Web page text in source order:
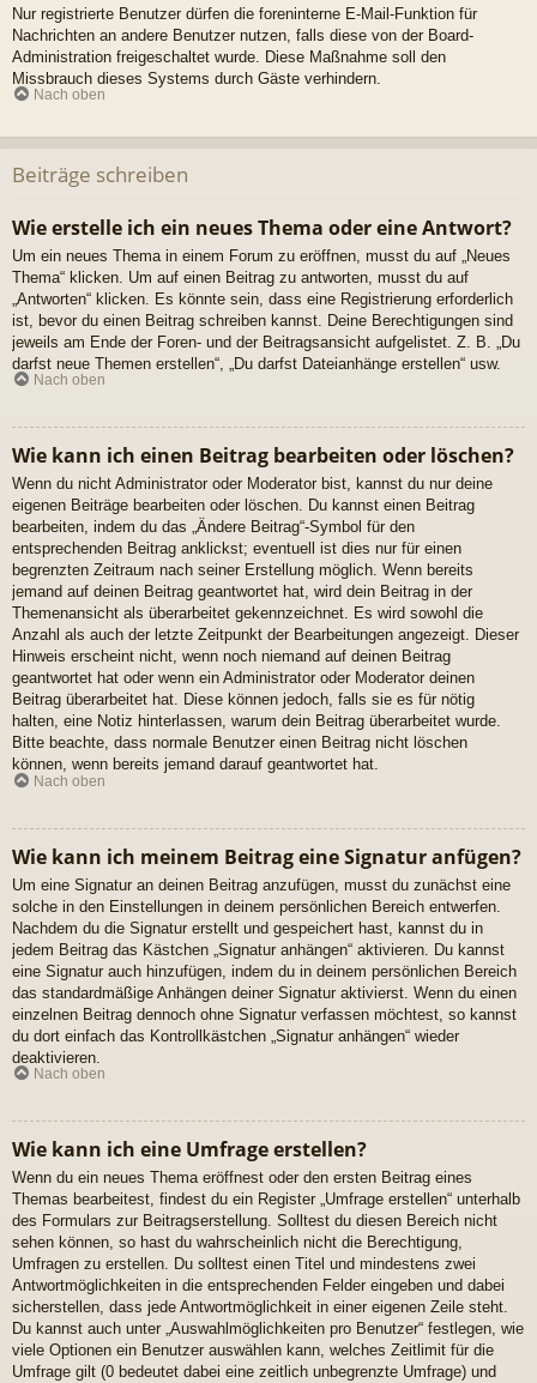
Nur registrierte Benutzer dürfen die foreninterne E-Mail-Funktion für
Nachrichten an andere Benutzer nutzen, falls diese von der Board-
Administration freigeschaltet wurde. Diese Maßnahme soll den
Missbrauch dieses Systems durch Gäste verhindern.
Nach oben
Beiträge schreiben
Wie erstelle ich ein neues Thema oder eine Antwort?
Um ein neues Thema in einem Forum zu eröffnen, musst du auf „Neues
Thema“ klicken. Um auf einen Beitrag zu antworten, musst du auf
„Antworten“ klicken. Es könnte sein, dass eine Registrierung erforderlich
ist, bevor du einen Beitrag schreiben kannst. Deine Berechtigungen sind
jeweils am Ende der Foren- und der Beitragsansicht aufgelistet. Z. B. „Du
darfst neue Themen erstellen“, „Du darfst Dateianhänge erstellen“ usw.
Nach oben
Wie kann ich einen Beitrag bearbeiten oder löschen?
Wenn du nicht Administrator oder Moderator bist, kannst du nur deine
eigenen Beiträge bearbeiten oder löschen. Du kannst einen Beitrag
bearbeiten, indem du das „Ändere Beitrag“-Symbol für den
entsprechenden Beitrag anklickst; eventuell ist dies nur für einen
begrenzten Zeitraum nach seiner Erstellung möglich. Wenn bereits
jemand auf deinen Beitrag geantwortet hat, wird dein Beitrag in der
Themenansicht als überarbeitet gekennzeichnet. Es wird sowohl die
Anzahl als auch der letzte Zeitpunkt der Bearbeitungen angezeigt. Dieser
Hinweis erscheint nicht, wenn noch niemand auf deinen Beitrag
geantwortet hat oder wenn ein Administrator oder Moderator deinen
Beitrag überarbeitet hat. Diese können jedoch, falls sie es für nötig
halten, eine Notiz hinterlassen, warum dein Beitrag überarbeitet wurde.
Bitte beachte, dass normale Benutzer einen Beitrag nicht löschen
können, wenn bereits jemand darauf geantwortet hat.
Nach oben
Wie kann ich meinem Beitrag eine Signatur anfügen?
Um eine Signatur an deinen Beitrag anzufügen, musst du zunächst eine
solche in den Einstellungen in deinem persönlichen Bereich entwerfen.
Nachdem du die Signatur erstellt und gespeichert hast, kannst du in
jedem Beitrag das Kästchen „Signatur anhängen“ aktivieren. Du kannst
eine Signatur auch hinzufügen, indem du in deinem persönlichen Bereich
das standardmäßige Anhängen deiner Signatur aktivierst. Wenn du einen
einzelnen Beitrag dennoch ohne Signatur verfassen möchtest, so kannst
du dort einfach das Kontrollkästchen „Signatur anhängen“ wieder
deaktivieren.
Nach oben
Wie kann ich eine Umfrage erstellen?
Wenn du ein neues Thema eröffnest oder den ersten Beitrag eines
Themas bearbeitest, findest du ein Register „Umfrage erstellen“ unterhalb
des Formulars zur Beitragserstellung. Solltest du diesen Bereich nicht
sehen können, so hast du wahrscheinlich nicht die Berechtigung,
Umfragen zu erstellen. Du solltest einen Titel und mindestens zwei
Antwortmöglichkeiten in die entsprechenden Felder eingeben und dabei
sicherstellen, dass jede Antwortmöglichkeit in einer eigenen Zeile steht.
Du kannst auch unter „Auswahlmöglichkeiten pro Benutzer“ festlegen, wie
viele Optionen ein Benutzer auswählen kann, welches Zeitlimit für die
Umfrage gilt (0 bedeutet dabei eine zeitlich unbegrenzte Umfrage) und